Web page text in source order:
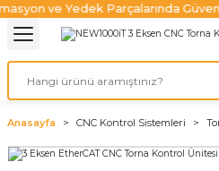
ve Yedek Parçalarında
Geri Dön
Sistemleri
Geri Dön
Geri Dön
Ürünleri
Geri Dön
Geri Dön
Sistemleri
Geri Dön
Ürünleri
Anasayfa CNC Kontrol Sistemleri